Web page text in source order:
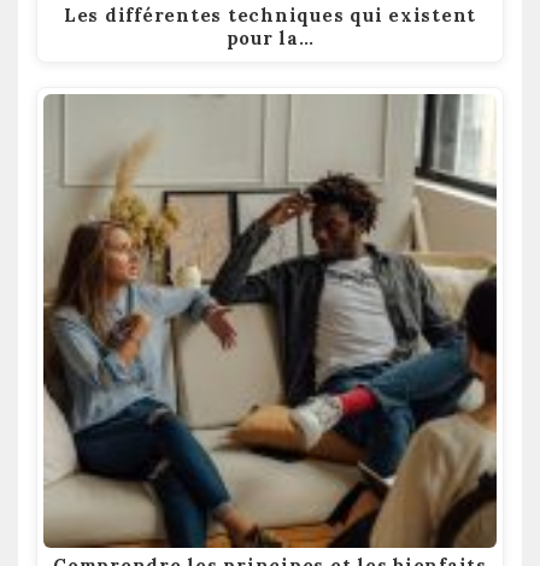
Les différentes techniques qui existent
pour la…